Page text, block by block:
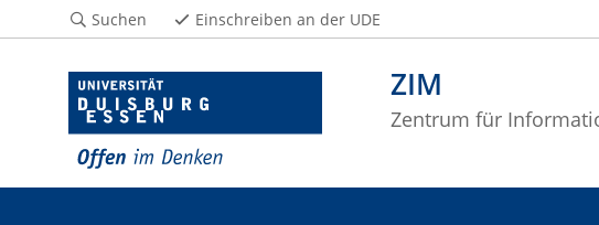
ZIM
Zentrum für
Suchen Einschreiben an der UDE